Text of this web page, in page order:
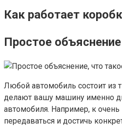
Как работает
Простое
Любой автомобиль состоит из
делают вашу машину именно
автомобиля. Например, к
передаваться и достичь